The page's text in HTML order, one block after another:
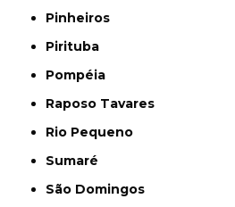
Pinheiros
Pirituba
Pompéia
Raposo Tavares
Rio Pequeno
Sumaré
São Domingos